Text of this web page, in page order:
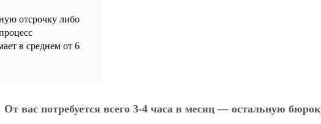
отсрочку либо
в среднем от 6
От вас потребуется всего 3-4 часа в месяц — остальную